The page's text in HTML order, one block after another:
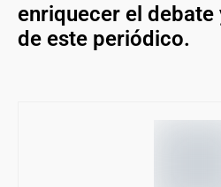
enriquecer el
de este periódico.